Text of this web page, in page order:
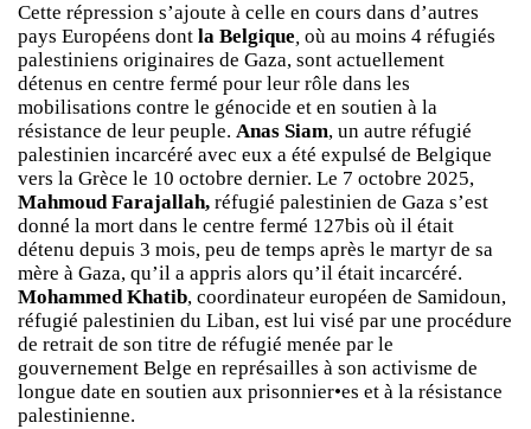
Cette répression s’ajoute à celle en cours dans d’autres
pays Européens dont la Belgique, où au moins 4 réfugiés
palestiniens originaires de Gaza, sont actuellement
détenus en centre fermé pour leur rôle dans les
mobilisations contre le génocide et en soutien à la
résistance de leur peuple. Anas Siam, un autre réfugié
palestinien incarcéré avec eux a été expulsé de Belgique
vers la Grèce le 10 octobre dernier. Le 7 octobre 2025,
Mahmoud Farajallah, réfugié palestinien de Gaza s’est
donné la mort dans le centre fermé 127bis où il était
détenu depuis 3 mois, peu de temps après le martyr de sa
mère à Gaza, qu’il a appris alors qu’il était incarcéré.
Mohammed Khatib, coordinateur européen de Samidoun,
réfugié palestinien du Liban, est lui visé par une procédure
de retrait de son titre de réfugié menée par le
gouvernement Belge en représailles à son activisme de
longue date en soutien aux prisonnier•es et à la résistance
palestinienne.